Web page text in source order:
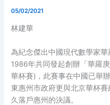
05/02/2021
林建華
為紀念傑出中國現代數學家
1986年共同發起創辦「華羅
華杯賽)，此賽事在中國已舉
東惠州市政府更與北京華杯
久落戶惠州的決議。